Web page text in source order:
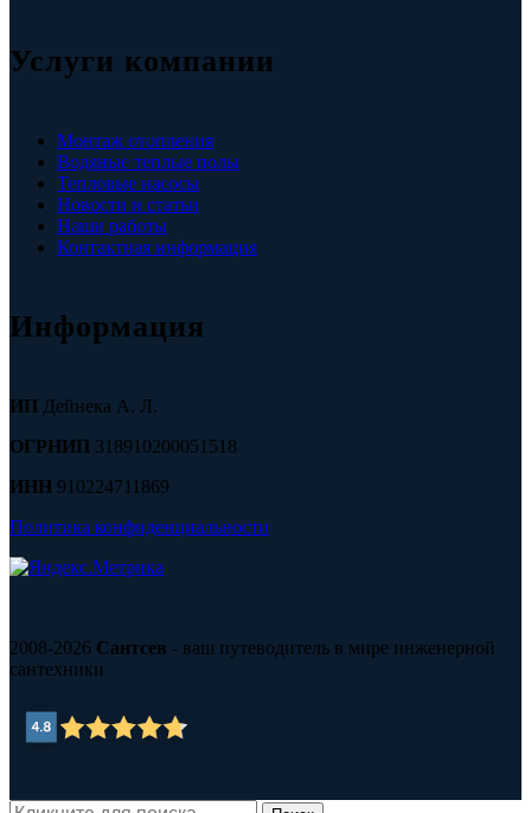
Услуги компании
Монтаж отопления
Водяные теплые полы
Тепловые насосы
Новости и статьи
Наши работы
Контактная информация
Информация
ИП Дейнека А. Л.
ОГРНИП 318910200051518
ИНН 910224711869
Политика конфиденциальности
2008-2026 Сантсев - ваш путеводитель в мире инженерной
сантехники